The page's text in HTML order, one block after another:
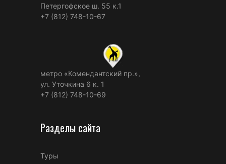
Петергофское ш. 55 к.1
+7 (812) 748-10-67
метро «Комендантский пр.»,
ул. Уточкина 6 к. 1
+7 (812) 748-10-69
Разделы сайта
Туры